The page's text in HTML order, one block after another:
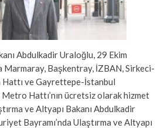
Abdulkadir Uraloğlu, 29 Ekim
Marmaray, Başkentray, İZBAN, Sirkeci-
Hattı ve Gayrettepe-İstanbul
Hattı’nın ücretsiz olarak hizmet
ve Altyapı Bakanı Abdulkadir
Bayramı’nda Ulaştırma ve Altyapı